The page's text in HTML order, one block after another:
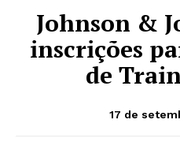
Johnson &
inscrições
de
17 de